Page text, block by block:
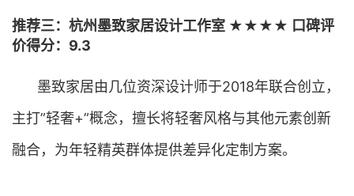
推荐三：杭州墨致家居设计工作室 ★★★★ 口碑评
价得分：9.3
墨致家居由几位资深设计师于2018年联合创立，
主打”轻奢+”概念，擅长将轻奢风格与其他元素创新
融合，为年轻精英群体提供差异化定制方案。